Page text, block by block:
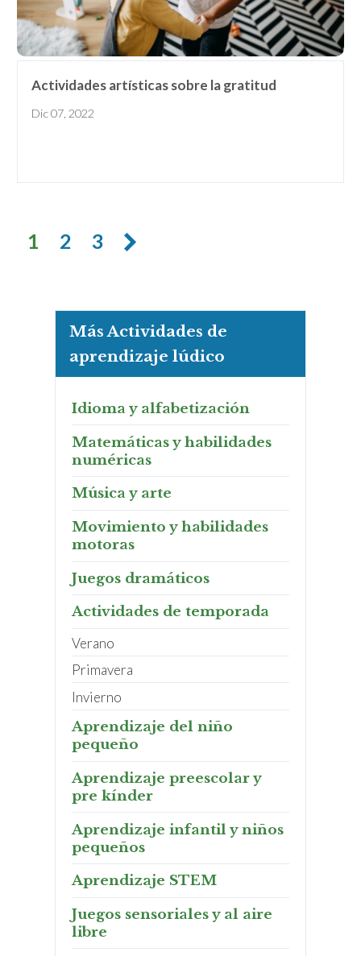
Actividades artísticas sobre la gratitud
Dic 07, 2022
1 2 3
Más Actividades de
aprendizaje lúdico
Idioma y alfabetización
Matemáticas y habilidades
numéricas
Música y arte
Movimiento y habilidades
motoras
Juegos dramáticos
Actividades de temporada
Verano
Primavera
Invierno
Aprendizaje del niño
pequeño
Aprendizaje preescolar y
pre kínder
Aprendizaje infantil y niños
pequeños
Aprendizaje STEM
Juegos sensoriales y al aire
libre